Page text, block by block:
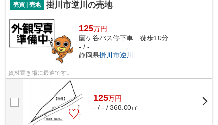
売買 | 売地 掛川市逆川の売地
125万円
薗ケ谷バス停下車 徒歩10分
- / -
静岡県掛川市逆川
資材置き場に最適です。
125万円
- / - / 368.00㎡